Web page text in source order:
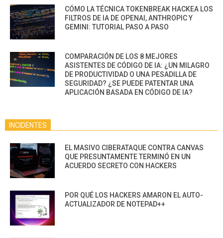
CÓMO LA TÉCNICA TOKENBREAK HACKEA LOS
FILTROS DE IA DE OPENAI, ANTHROPIC Y
GEMINI: TUTORIAL PASO A PASO
COMPARACIÓN DE LOS 8 MEJORES
ASISTENTES DE CÓDIGO DE IA: ¿UN MILAGRO
DE PRODUCTIVIDAD O UNA PESADILLA DE
SEGURIDAD? ¿SE PUEDE PATENTAR UNA
APLICACIÓN BASADA EN CÓDIGO DE IA?
INCIDENTES
EL MASIVO CIBERATAQUE CONTRA CANVAS
QUE PRESUNTAMENTE TERMINÓ EN UN
ACUERDO SECRETO CON HACKERS
POR QUÉ LOS HACKERS AMARON EL AUTO-
ACTUALIZADOR DE NOTEPAD++